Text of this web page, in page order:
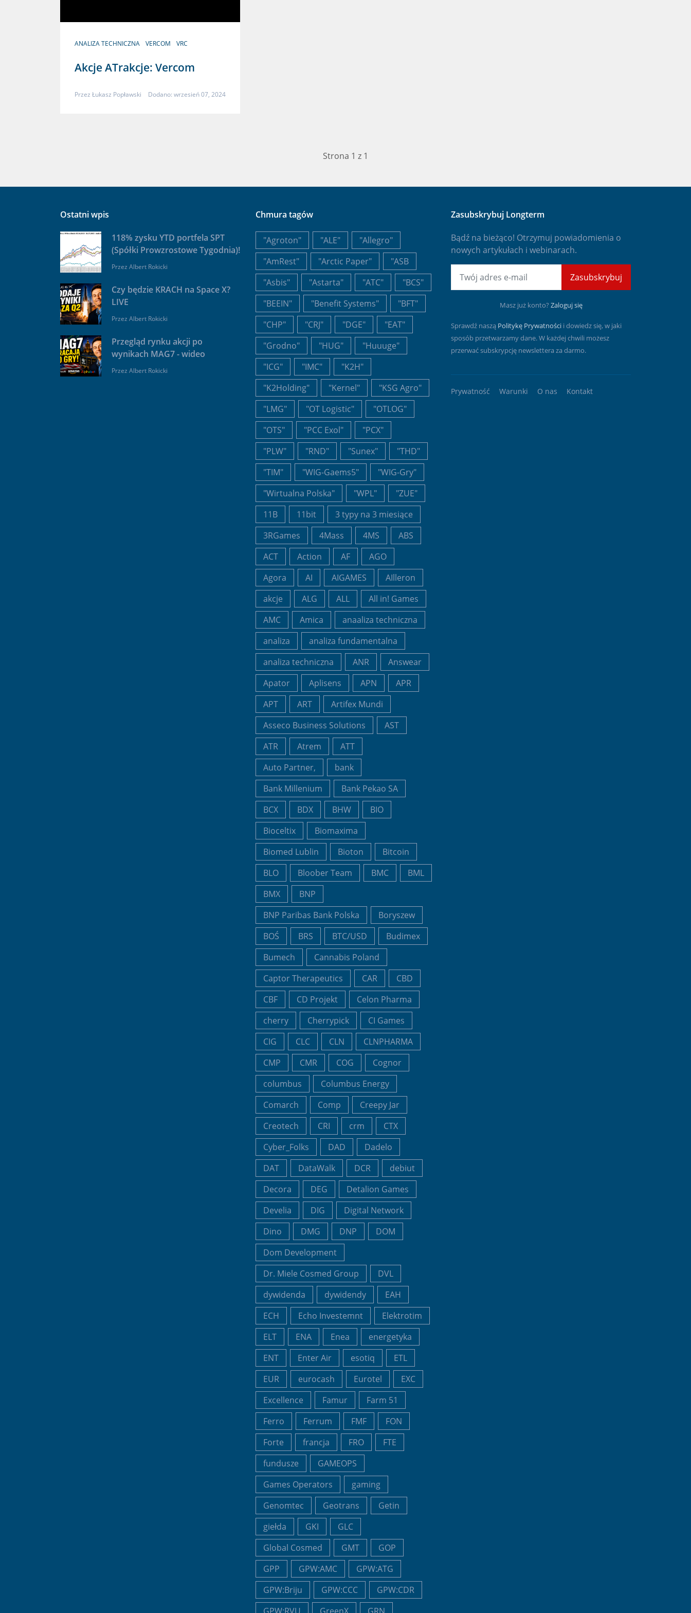
ANALIZA TECHNICZNA VERCOM VRC
Akcje ATrakcje: Vercom
Przez Łukasz Popławski Dodano: wrzesień 07, 2024
Strona 1 z 1
Ostatni wpis
118% zysku YTD portfela SPT
(Spółki Prowzrostowe Tygodnia)!
Przez Albert Rokicki
Czy będzie KRACH na Space X?
LIVE
Przez Albert Rokicki
Przegląd rynku akcji po
wynikach MAG7 - wideo
Przez Albert Rokicki
Chmura tagów
"Agroton" "ALE"
"Allegro"
"AmRest"
"Arctic Paper"
"ASB
"Asbis"
"Astarta" "ATC"
"BCS"
"BEEIN"
"Benefit Systems"
"BFT"
"CHP"
"CRJ" "DGE"
"EAT"
"Grodno"
"HUG"
"Huuuge"
"ICG"
"IMC"
"K2H"
"K2Holding"
"Kernel"
"KSG Agro"
"LMG"
"OT Logistic"
"OTLOG"
"OTS"
"PCC Exol"
"PCX"
"PLW"
"RND" "Sunex"
"THD"
"TIM"
"WIG-Gaems5"
"WIG-Gry"
"Wirtualna Polska"
"WPL"
"ZUE"
11B
11bit
3 typy na 3 miesiące
3RGames
4Mass 4MS
ABS
ACT
Action AF
AGO
Agora
AI AIGAMES
AIlleron
akcje
ALG ALL
All in! Games
AMC
Amica
anaaliza techniczna
analiza
analiza fundamentalna
analiza techniczna
ANR
Answear
Apator
Aplisens APN
APR
APT
ART
Artifex Mundi
Asseco Business Solutions
AST
ATR
Atrem
ATT
Auto Partner,
bank
Bank Millenium
Bank Pekao SA
BCX
BDX BHW
BIO
Bioceltix
Biomaxima
Biomed Lublin
Bioton
Bitcoin
BLO
Bloober Team BMC
BML
BMX
BNP
BNP Paribas Bank Polska
Boryszew
BOŚ
BRS BTC/USD
Budimex
Bumech
Cannabis Poland
Captor Therapeutics
CAR
CBD
CBF
CD Projekt
Celon Pharma
cherry
Cherrypick
CI Games
CIG
CLC CLN
CLNPHARMA
CMP
CMR COG
Cognor
columbus
Columbus Energy
Comarch
Comp
Creepy Jar
Creotech
CRI crm
CTX
Cyber_Folks
DAD
Dadelo
DAT
DataWalk DCR
debiut
Decora
DEG
Detalion Games
Develia
DIG
Digital Network
Dino
DMG DNP
DOM
Dom Development
Dr. Miele Cosmed Group
DVL
dywidenda
dywidendy
EAH
ECH
Echo Investemnt
Elektrotim
ELT
ENA Enea
energetyka
ENT
Enter Air esotiq
ETL
EUR
eurocash Eurotel
EXC
Excellence
Famur
Farm 51
Ferro
Ferrum FMF
FON
Forte
francja FRO
FTE
fundusze
GAMEOPS
Games Operators
gaming
Genomtec
Geotrans
Getin
giełda
GKI
GLC
Global Cosmed
GMT
GOP
GPP
GPW:AMC
GPW:ATG
GPW:Briju
GPW:CCC
GPW:CDR
Zasubskrybuj Longterm
Bądź na bieżąco! Otrzymuj powiadomienia o
nowych artykułach i webinarach.
Zasubskrybuj
Masz już konto? Zaloguj się
Sprawdź naszą Politykę Prywatności i dowiedz się, w jaki
sposób przetwarzamy dane. W każdej chwili możesz
przerwać subskrypcję newslettera za darmo.
Prywatność Warunki O nas Kontakt